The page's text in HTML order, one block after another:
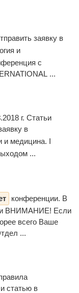
заявку в
и
с
...
г. Статьи
в
и медицина. I
...
конференции. В
ВНИМАНИЕ! Если
всего Ваше
...
статью в